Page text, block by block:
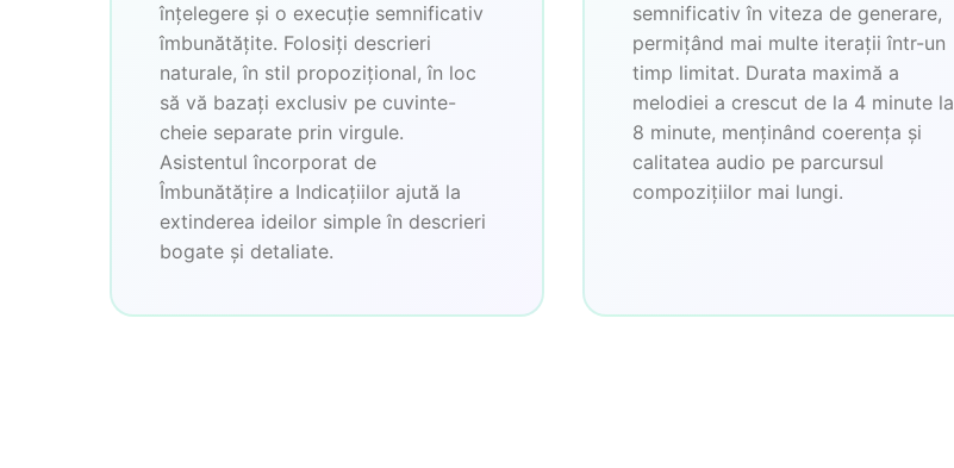
înțelegere și o execuție semnificativ
îmbunătățite. Folosiți descrieri
naturale, în stil propozițional, în loc
să vă bazați exclusiv pe cuvinte-
cheie separate prin virgule.
Asistentul încorporat de
Îmbunătățire a Indicațiilor ajută la
extinderea ideilor simple în descrieri
bogate și detaliate.
semnificativ în viteza de generare,
permițând mai multe iterații într-un
timp limitat. Durata maximă a
melodiei a crescut de la 4 minute la
8 minute, menținând coerența și
calitatea audio pe parcursul
compozițiilor mai lungi.